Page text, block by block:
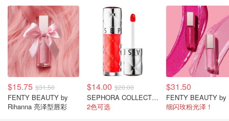
$15.75 $31.50
FENTY BEAUTY by
Rihanna 亮泽型唇彩
$14.00 $20.00
SEPHORA COLLECTION Outrageous 丰盈润唇蜜
2色可选
$31.50
细闪玫粉光泽！